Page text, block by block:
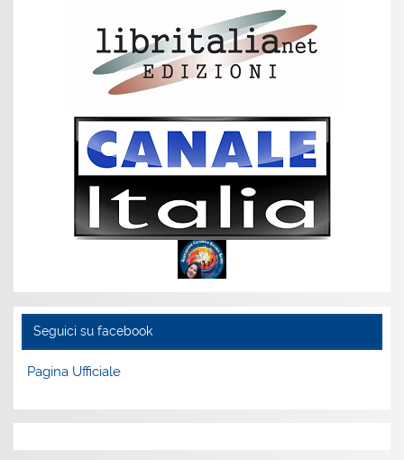
Seguici su facebook
Pagina Ufficiale